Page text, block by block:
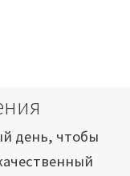
день, чтобы